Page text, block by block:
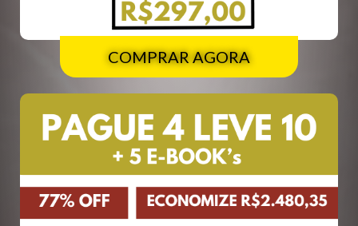
COMPRAR AGORA